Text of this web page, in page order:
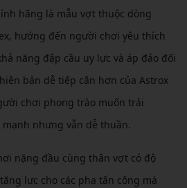
hãng là mẫu vợt thuộc dòng
hướng đến người chơi yêu thích
năng đập cầu uy lực và áp đảo đối
bản dễ tiếp cận hơn của Astrox
chơi phong trào muốn trải
nhưng vẫn dễ thuần.
nặng đầu cùng thân vợt có độ
lực cho các pha tấn công mà